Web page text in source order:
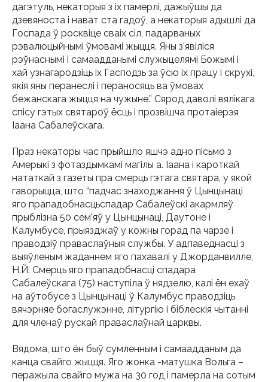
дагэтуль, некаторыя з іх памерлі, дажыўшы да
дзевяноста і нават ста гадоў, а некаторыя адышлі да
Госпада ў росквіце сваіх сіл, падарваных
рэвалюцыйнымі ўмовамі жыцця. Яны з’явіліся
рэўнаснымі і самаадданымі служыцелямі Божымі і
хай узнагародзіць іх Гасподзь за ўсю іх працу і скрухі,
якія яны перанеслі і пераносяць ва ўмовах
бежанскага жыцця на чужыне.” Сярод даволі вялікага
спісу гэтых святароў ёсць і прозвішча протаіерэя
Іаана Сабалеўскага.
Праз некаторы час прыйшло яшчэ адно пісьмо з
Амерыкі з фотаздымкамі магілы а. Іаана і кароткай
нататкай з газеты пра смерць гэтага святара, у якой
гаворыцца, што “падчас знаходжання ў Цынцынаці
яго прападобнасцьспадар Сабалеўскі акармляў
прыблізна 50 сем'яў у Цынцынаці, Даутоне і
Калумбусе, прыязджаў у кожны горад па чарзе і
праводзіў праваслаўныя службы. У адпаведнасці з
выяўленым жаданнем яго пахавалі у Джорданвилле,
Н.Й. Смерць яго прападобнасці спадара
Сабалеўскага (75) наступіла ў нядзелю, калі ён ехаў
на аўтобусе з Цынцынаці ў Калумбус праводзіць
вячэрняе богаслужэнне, літургію і біблескія чытанні
для членаў рускай праваслаўнай царквы.
Вядома, што ён быў сумленным і самаадданым да
канца свайго жыцця. Яго жонка -матушка Вольга –
перажыла свайго мужа на 30 год і памерла на сотым